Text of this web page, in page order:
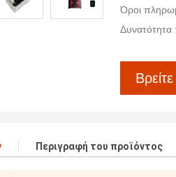
Όροι
Περιγραφή του προϊόντος